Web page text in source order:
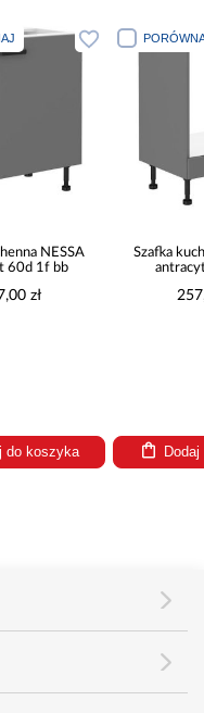
NESSA
60d 1f bb
zł
do koszyka
Szafka